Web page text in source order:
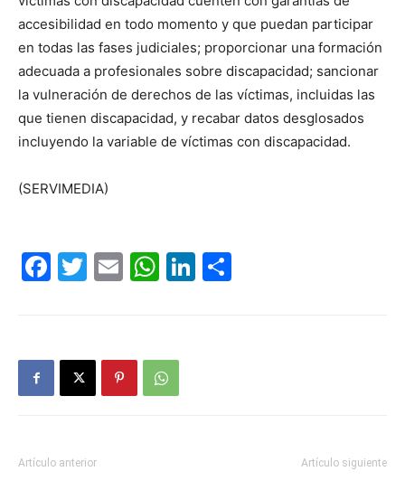
accesibilidad en todo momento y que puedan participar
en todas las fases judiciales; proporcionar una formación
adecuada a profesionales sobre discapacidad; sancionar
la vulneración de derechos de las víctimas, incluidas las
que tienen discapacidad, y recabar datos desglosados
incluyendo la variable de víctimas con discapacidad.
(SERVIMEDIA)
Facebook
Twitter
EmailWhatsApp
LinkedIn
Artículo anterior Artículo siguiente